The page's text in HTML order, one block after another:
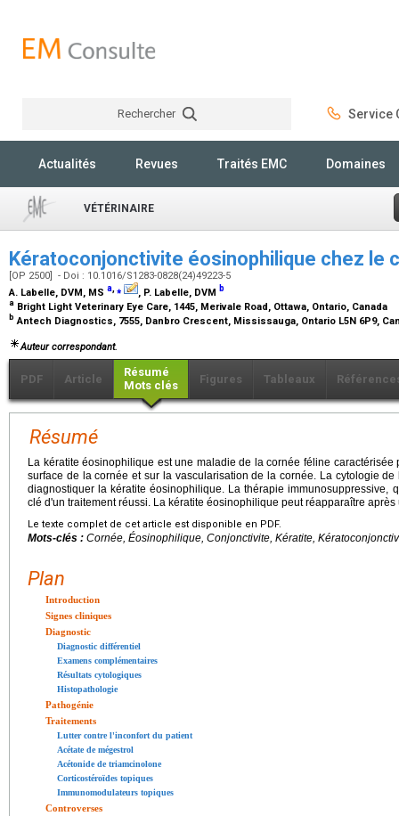
Rechercher Service
Actualités Revues Traités EMC Domaines
VÉTÉRINAIRE
Kératoconjonctivite éosinophilique chez le
[OP 2500] - Doi : 10.1016/S1283-0828(24)49223-5
A. Labelle, DVM, MS a,⁎ , P. Labelle, DVM b
a Bright Light Veterinary Eye Care, 1445, Merivale Road, Ottawa, Ontario, Canada
b Antech Diagnostics, 7555, Danbro Crescent, Mississauga, Ontario L5N 6P9,
Auteur correspondant.
PDF Article
Résumé
Mots clés
Figures Tableaux
Résumé
La kératite éosinophilique est une maladie de la cornée féline
surface de la cornée et sur la vascularisation de la cornée. La cytologie
diagnostiquer la kératite éosinophilique. La thérapie immunosuppressive,
clé d'un traitement réussi. La kératite éosinophilique peut réapparaître après
Le texte complet de cet article est disponible en PDF.
Mots-clés : Cornée, Éosinophilique, Conjonctivite, Kératite,
Plan
Introduction
Signes cliniques
Diagnostic
Diagnostic différentiel
Examens complémentaires
Résultats cytologiques
Histopathologie
Pathogénie
Traitements
Lutter contre l'inconfort du patient
Acétate de mégestrol
Acétonide de triamcinolone
Corticostéroïdes topiques
Immunomodulateurs topiques
Controverses